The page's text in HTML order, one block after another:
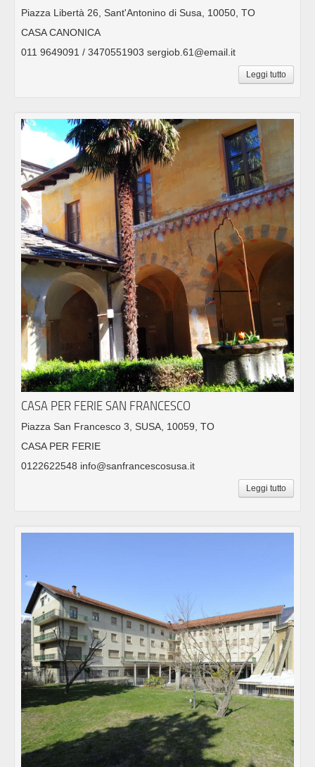
Piazza Libertà 26, Sant'Antonino di Susa, 10050, TO
CASA CANONICA
011 9649091 / 3470551903 sergiob.61@email.it
Leggi tutto
CASA PER FERIE SAN FRANCESCO
Piazza San Francesco 3, SUSA, 10059, TO
CASA PER FERIE
0122622548 info@sanfrancescosusa.it
Leggi tutto